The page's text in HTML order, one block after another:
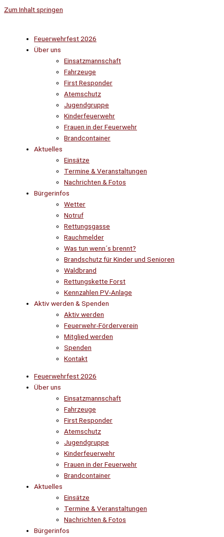
Zum Inhalt springen
Feuerwehrfest 2026
Über uns
Einsatzmannschaft
Fahrzeuge
First Responder
Atemschutz
Jugendgruppe
Kinderfeuerwehr
Frauen in der Feuerwehr
Brandcontainer
Aktuelles
Einsätze
Termine & Veranstaltungen
Nachrichten & Fotos
Bürgerinfos
Wetter
Notruf
Rettungsgasse
Rauchmelder
Was tun wenn´s brennt?
Brandschutz für Kinder und Senioren
Waldbrand
Rettungskette Forst
Kennzahlen PV-Anlage
Aktiv werden & Spenden
Aktiv werden
Feuerwehr-Förderverein
Mitglied werden
Spenden
Kontakt
Feuerwehrfest 2026
Über uns
Einsatzmannschaft
Fahrzeuge
First Responder
Atemschutz
Jugendgruppe
Kinderfeuerwehr
Frauen in der Feuerwehr
Brandcontainer
Aktuelles
Einsätze
Termine & Veranstaltungen
Nachrichten & Fotos
Bürgerinfos